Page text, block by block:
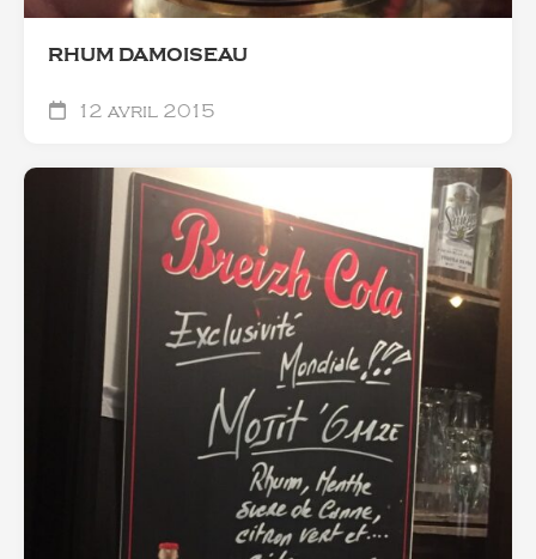
RHUM DAMOISEAU
12 avril 2015